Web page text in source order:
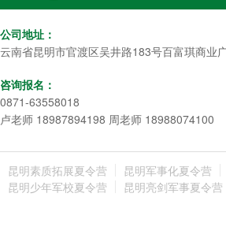
公司地址：
云南省昆明市官渡区吴井路183号百富琪商业
咨询报名：
0871-63558018
卢老师 18987894198 周老师 18988074100
昆明素质拓展夏令营 昆明军事化夏令营
昆明少年军校夏令营
昆明亮剑军事夏令营